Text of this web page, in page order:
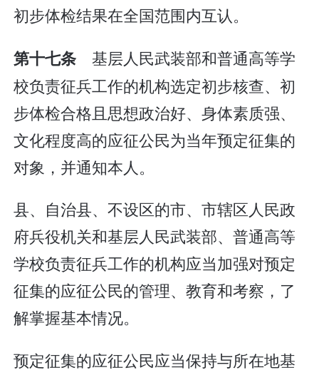
初步体检结果在全国范围内互认。
第十七条 基层人民武装部和普通高等学
校负责征兵工作的机构选定初步核查、初
步体检合格且思想政治好、身体素质强、
文化程度高的应征公民为当年预定征集的
对象，并通知本人。
县、自治县、不设区的市、市辖区人民政
府兵役机关和基层人民武装部、普通高等
学校负责征兵工作的机构应当加强对预定
征集的应征公民的管理、教育和考察，了
解掌握基本情况。
预定征集的应征公民应当保持与所在地基